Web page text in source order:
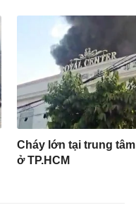
Cháy lớn tại trung
ở TP.HCM